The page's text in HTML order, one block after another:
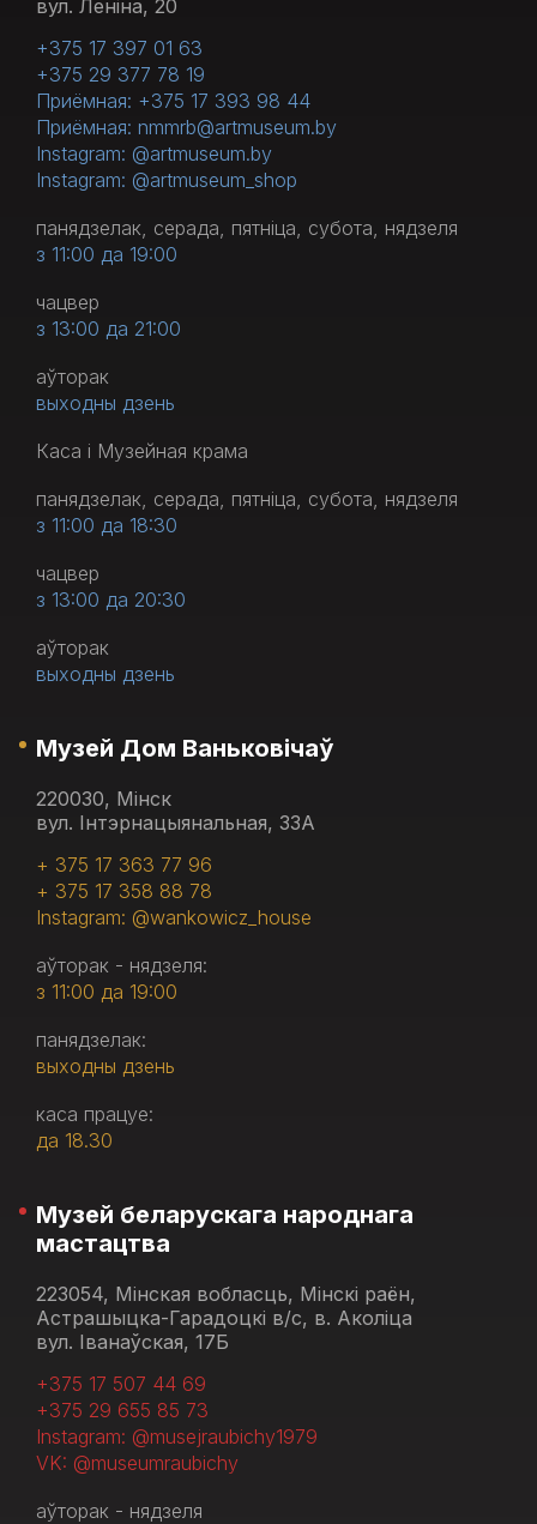
вул. Леніна, 20
+375 17 397 01 63
+375 29 377 78 19
Приёмная: +375 17 393 98 44
Приёмная: nmmrb@artmuseum.by
Instagram: @artmuseum.by
Instagram: @artmuseum_shop
панядзелак, серада, пятніца, субота, нядзеля
з 11:00 да 19:00
чацвер
з 13:00 да 21:00
аўторак
выходны дзень
Каса і Музейная крама
панядзелак, серада, пятніца, субота, нядзеля
з 11:00 да 18:30
чацвер
з 13:00 да 20:30
аўторак
выходны дзень
Музей Дом Ваньковічаў
220030, Мінск
вул. Інтэрнацыянальная, 33А
+ 375 17 363 77 96
+ 375 17 358 88 78
Instagram: @wankowicz_house
аўторак - нядзеля:
з 11:00 да 19:00
панядзелак:
выходны дзень
каса працуе:
да 18.30
Музей беларускага народнага
мастацтва
223054, Мінская вобласць, Мінскі раён,
Астрашыцка-Гарадоцкі в/с, в. Аколіца
вул. Іванаўская, 17Б
+375 17 507 44 69
+375 29 655 85 73
Instagram: @musejraubichy1979
VK: @museumraubichy
аўторак - нядзеля